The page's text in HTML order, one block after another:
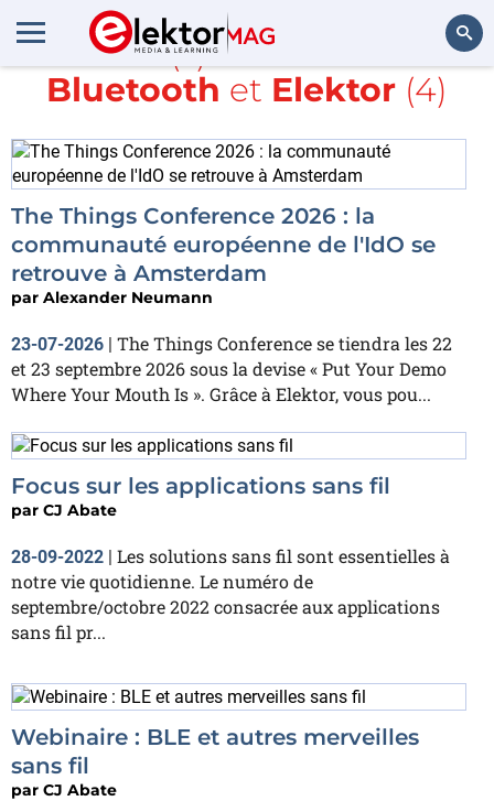
Rechercher
Article(s) avec la balise
Bluetooth et Elektor (4)
The Things Conference 2026 : la
communauté européenne de l'IdO se
retrouve à Amsterdam
par Alexander Neumann
23-07-2026 | The Things Conference se tiendra les 22
et 23 septembre 2026 sous la devise « Put Your Demo
Where Your Mouth Is ». Grâce à Elektor, vous pou...
Focus sur les applications sans fil
par CJ Abate
28-09-2022 | Les solutions sans fil sont essentielles à
notre vie quotidienne. Le numéro de
septembre/octobre 2022 consacrée aux applications
sans fil pr...
Webinaire : BLE et autres merveilles
sans fil
par CJ Abate